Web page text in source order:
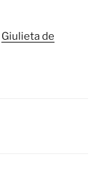
Giulieta de